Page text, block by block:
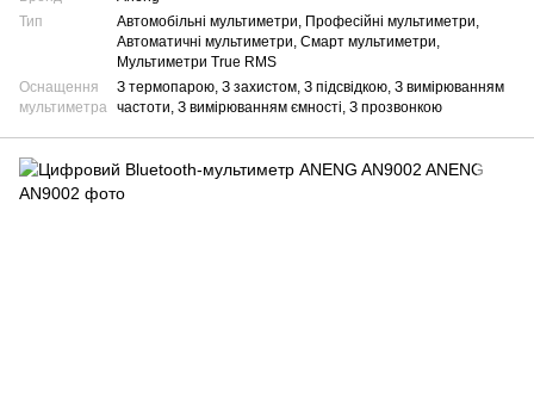
Тип
Автомобільні мультиметри, Професійні мультиметри,
Автоматичні мультиметри, Смарт мультиметри,
Мультиметри True RMS
Оснащення
мультиметра
З термопарою, З захистом, З підсвідкою, З вимірюванням
частоти, З вимірюванням ємності, З прозвонкою